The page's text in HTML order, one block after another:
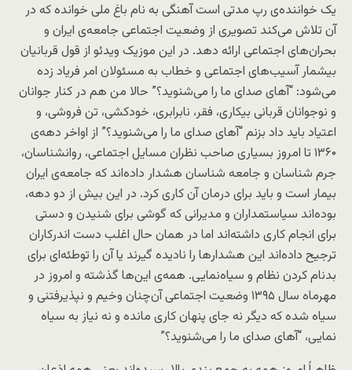
یک خواننده‌ی رپ مدتی است آهنگی به نام باغ ملی خوانده که در
آن تلاش می‌کند تصویری از وضعیت اجتماعی جامعه‌ی ایران و
بحران‌های اجتماعی ارائه دهد. در این موزیک ویدئو از قول قربانیان
بیشمار آسیب‌های اجتماعی و خطاب به مسئولان امر فریاد زده
می‌شود: “آهای صدای ما را می‌شنوید؟” حالا من هم در کنار جوانان
و نوجوانان قربانی بیکاری، فقر، نابرابری، خودکشی، تن فروشی، و
اعتیاد باید داد بزنم “آهای صدای ما را می‌شنوید؟” از اواخر دهه‌ی
۱۳۶۰ تا امروز بسیاری صاحب نظران مسایل اجتماعی، روانشناسان،
جرم شناسان و جامعه شناسان هشدار داده‌اند که جامعه‌ی ایران
بیمار است و باید برای درمان آن کاری کرد. در این بیش از دو دهه،
بوده‌اند سیاستمداران و مدیرانی که گوشی برای شنیدن و دستی
برای انجام کاری داشته‌اند اما در همان حال اغلب دست اندرکاران
ترجیح داده‌اند این هشدارها را نادیده گیرند یا آن را توطئه‌ای برای
بدنام کردن نظام و سیاه‌نمایی. همه‌ی این‌ها گذشته و امروز در
مهرماه سال ۱۳۹۵ وضعیت اجتماعی آن‌چنان وخیم و نپذیرفتنی و
سیاه شده که دیگر نه جای پنهان کاری مانده و نه نیاز به سیاه
نمایی، “آهای صدای ما را می‌شنوید؟”